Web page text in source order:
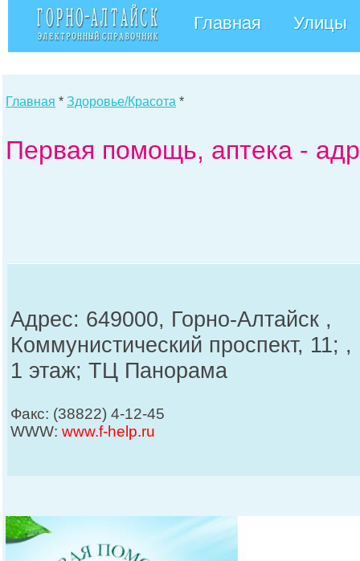
Главная Улицы
Главная * Здоровье/Красота *
Первая помощь, аптека -
Адрес: 649000, Горно-Алтайск ,
Коммунистический проспект, 11; ,
1 этаж; ТЦ Панорама
Факс: (38822) 4-12-45
WWW: www.f-help.ru